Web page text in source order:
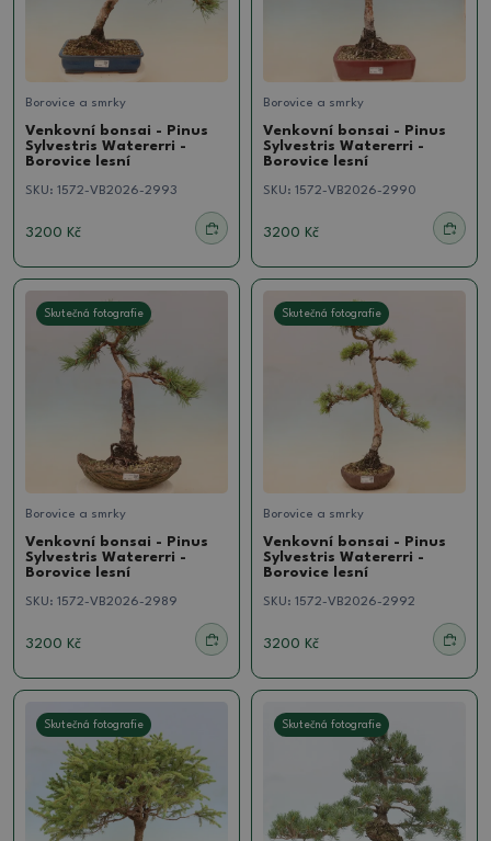
Borovice a smrky
Venkovní bonsai - Pinus
Sylvestris Watererri -
Borovice lesní
SKU: 1572-VB2026-2993
3200 Kč
Borovice a smrky
Venkovní bonsai - Pinus
Sylvestris Watererri -
Borovice lesní
SKU: 1572-VB2026-2990
3200 Kč
Skutečná fotografie
Borovice a smrky
Venkovní bonsai - Pinus
Sylvestris Watererri -
Borovice lesní
SKU: 1572-VB2026-2989
3200 Kč
Skutečná fotografie
Borovice a smrky
Venkovní bonsai - Pinus
Sylvestris Watererri -
Borovice lesní
SKU: 1572-VB2026-2992
3200 Kč
Skutečná fotografie Skutečná fotografie